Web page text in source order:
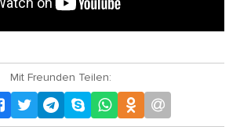
Mit Freunden Teilen: